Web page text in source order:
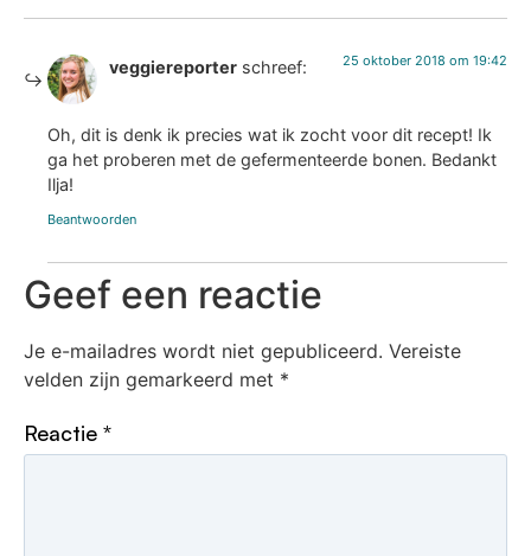
veggiereporter schreef: 25 oktober 2018 om 19:42
Oh, dit is denk ik precies wat ik zocht voor dit recept! Ik
ga het proberen met de gefermenteerde bonen. Bedankt
Ilja!
Beantwoorden
Geef een reactie
Je e-mailadres wordt niet gepubliceerd. Vereiste
velden zijn gemarkeerd met *
Reactie *